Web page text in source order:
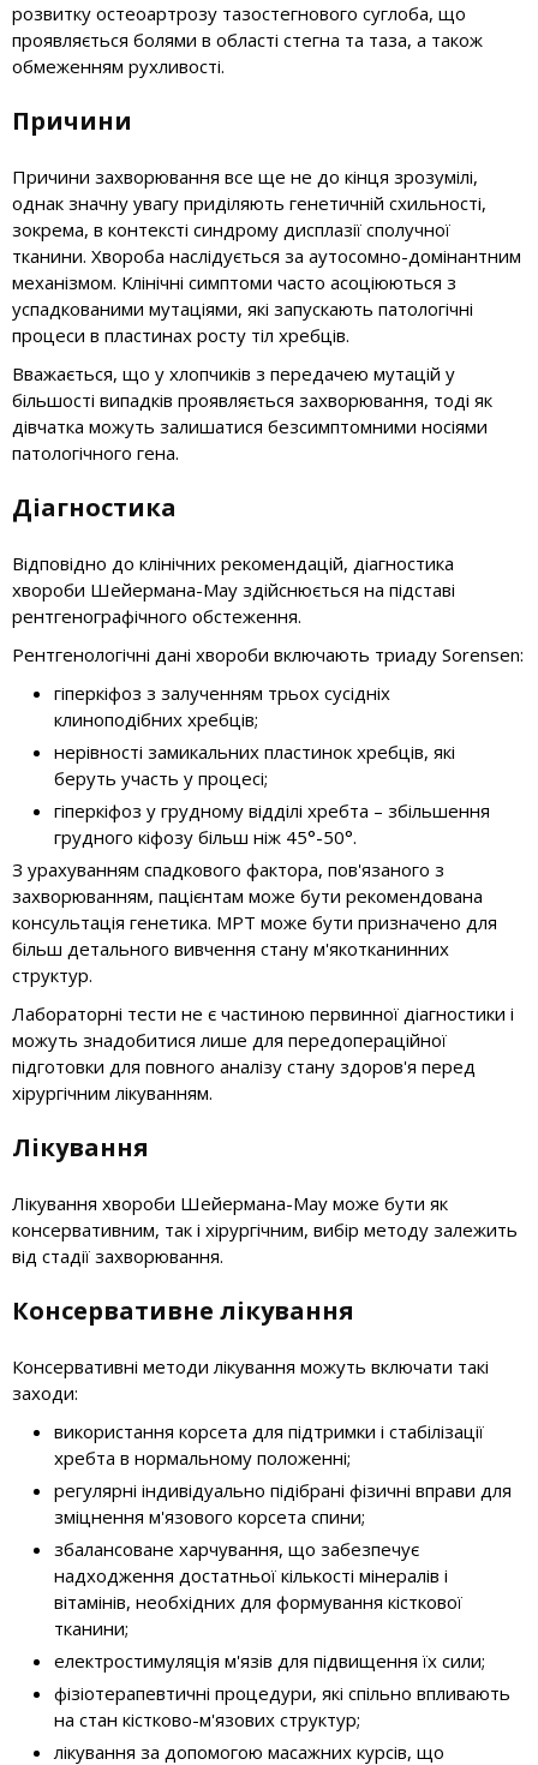
розвитку остеоартрозу тазостегнового суглоба, що
проявляється болями в області стегна та таза, а також
обмеженням рухливості.
Причини
Причини захворювання все ще не до кінця зрозумілі,
однак значну увагу приділяють генетичній схильності,
зокрема, в контексті синдрому дисплазії сполучної
тканини. Хвороба наслідується за аутосомно-домінантним
механізмом. Клінічні симптоми часто асоціюються з
успадкованими мутаціями, які запускають патологічні
процеси в пластинах росту тіл хребців.
Вважається, що у хлопчиків з передачею мутацій у
більшості випадків проявляється захворювання, тоді як
дівчатка можуть залишатися безсимптомними носіями
патологічного гена.
Діагностика
Відповідно до клінічних рекомендацій, діагностика
хвороби Шейермана-Мау здійснюється на підставі
рентгенографічного обстеження.
Рентгенологічні дані хвороби включають триаду Sorensen:
гіперкіфоз з залученням трьох сусідніх
клиноподібних хребців;
нерівності замикальних пластинок хребців, які
беруть участь у процесі;
гіперкіфоз у грудному відділі хребта – збільшення
грудного кіфозу більш ніж 45°-50°.
З урахуванням спадкового фактора, пов'язаного з
захворюванням, пацієнтам може бути рекомендована
консультація генетика. МРТ може бути призначено для
більш детального вивчення стану м'якотканинних
структур.
Лабораторні тести не є частиною первинної діагностики і
можуть знадобитися лише для передопераційної
підготовки для повного аналізу стану здоров'я перед
хірургічним лікуванням.
Лікування
Лікування хвороби Шейермана-Мау може бути як
консервативним, так і хірургічним, вибір методу залежить
від стадії захворювання.
Консервативне лікування
Консервативні методи лікування можуть включати такі
заходи:
використання корсета для підтримки і стабілізації
хребта в нормальному положенні;
регулярні індивідуально підібрані фізичні вправи для
зміцнення м'язового корсета спини;
збалансоване харчування, що забезпечує
надходження достатньої кількості мінералів і
вітамінів, необхідних для формування кісткової
тканини;
електростимуляція м'язів для підвищення їх сили;
фізіотерапевтичні процедури, які спільно впливають
на стан кістково-м'язових структур;
лікування за допомогою масажних курсів, що